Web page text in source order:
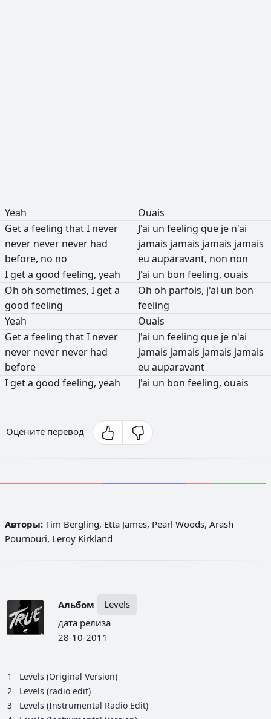
Yeah
Ouais
Geta feeling thatI never
never never never had
before, no no
J'ai un feeling que je n'ai
jamais jamais jamais jamais
eu auparavant, non non
I geta good feeling, yeah J'ai un bon feeling, ouais
Oh oh sometimes, I geta
good feeling
Oh oh parfois, j'ai un bon
feeling
Yeah
Ouais
Geta feeling thatI never
never never never had
before
J'ai un feeling que je n'ai
jamais jamais jamais jamais
eu auparavant
I geta good feeling, yeah J'ai un bon feeling, ouais
Оцените перевод
Авторы: Tim Bergling, Etta James, Pearl Woods, Arash
Pournouri, Leroy Kirkland
Альбом
Levels
дата релиза
28-10-2011
1
Levels (Original Version)
2
Levels (radio edit)
3
Levels (Instrumental Radio Edit)